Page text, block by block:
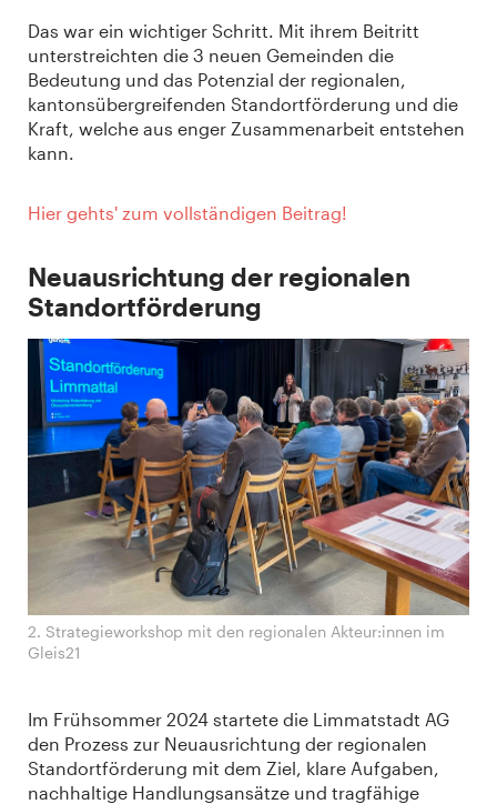
Das war ein wichtiger Schritt. Mit ihrem Beitritt
unterstreichten die 3 neuen Gemeinden die
Bedeutung und das Potenzial der regionalen,
kantonsübergreifenden Standortförderung und die
Kraft, welche aus enger Zusammenarbeit entstehen
kann.
Hier gehts' zum vollständigen Beitrag!
Neuausrichtung der regionalen
Standortförderung
2. Strategieworkshop mit den regionalen Akteur:innen im
Gleis21
Im Frühsommer 2024 startete die Limmatstadt AG
den Prozess zur Neuausrichtung der regionalen
Standortförderung mit dem Ziel, klare Aufgaben,
nachhaltige Handlungsansätze und tragfähige